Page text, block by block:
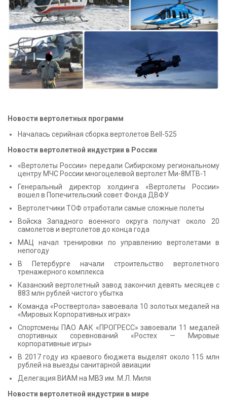
КОНТАКТЫ
Новости вертолетных программ
Началась серийная сборка вертолетов Bell-525
Новости вертолетной индустрии в России
«Вертолеты России» передали Сибирскому региональному
центру МЧС России многоцелевой вертолет Ми-8МТВ-1
Генеральный директор холдинга «Вертолеты России»
вошел в Попечительский совет Фонда ДВФУ
Вертолетчики ТОФ отработали самые сложные полеты
Войска Западного военного округа получат около 20
самолетов и вертолетов до конца года
МАЦ начал тренировки по управлению вертолетами в
непогоду
В Петербурге начали строительство вертолетного
тренажерного комплекса
Казанский вертолетный завод закончил девять месяцев с
883 млн рублей чистого убытка
Команда «Роствертола» завоевала 10 золотых медалей на
«Мировых Корпоративных играх»
Спортсмены ПАО ААК «ПРОГРЕСС» завоевали 11 медалей
спортивных соревнований «Ростех — Мировые
корпоративные игры»
В 2017 году из краевого бюджета выделят около 115 млн
рублей на выезды санитарной авиации
Делегация ВИАМ на МВЗ им. М.Л. Миля
Новости вертолетной индустрии в мире